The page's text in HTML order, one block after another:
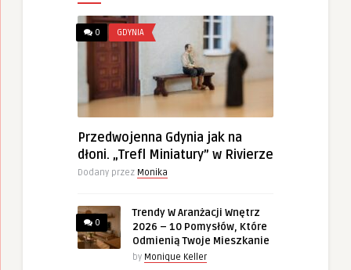
0 GDYNIA
Przedwojenna Gdynia jak na
dłoni. „Trefl Miniatury” w Rivierze
Dodany przez Monika
0
Trendy W Aranżacji Wnętrz
2026 – 10 Pomysłów, Które
Odmienią Twoje Mieszkanie
by Monique Keller